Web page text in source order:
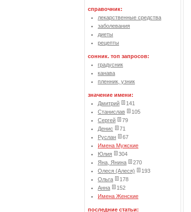
справочник:
лекарственные средства
заболевания
диеты
рецепты
сонник. топ запросов:
градусник
канава
пленник, узник
значение имени:
Дмитрий
141
Станислав
105
Сергей
79
Денис
71
Руслан
67
Имена Мужские
Юлия
304
Яна, Янина
270
Олеся (Алеся)
193
Ольга
178
Анна
152
Имена Женские
последние статьи: